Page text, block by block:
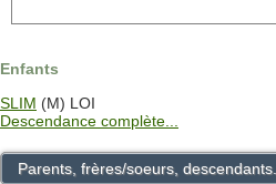
Enfants
SLIM (M) LOI
Descendance complète...
Parents, frères/soeurs, descendants...